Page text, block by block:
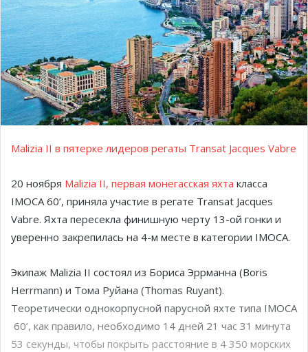
Malizia II в пятерке лидеров регаты Transat Jacques Vabre
20 ноября Malizia II, первая монегасская яхта класса
IMOCA 60’, приняла участие в регате Transat Jacques
Vabre. Яхта пересекла финишную черту 13-ой гонки и
уверенно закрепилась на 4-м месте в категории IMOCA.
Экипаж Malizia II состоял из Бориса Эррманна (Boris
Herrmann) и Тома Руйана (Thomas Ruyant).
Теоретически однокорпусной парусной яхте типа IMOCA
60’, как правило, необходимо 14 дней 21 час 31 минута
53 секунды, чтобы покрыть расстояние в 4 350 морских